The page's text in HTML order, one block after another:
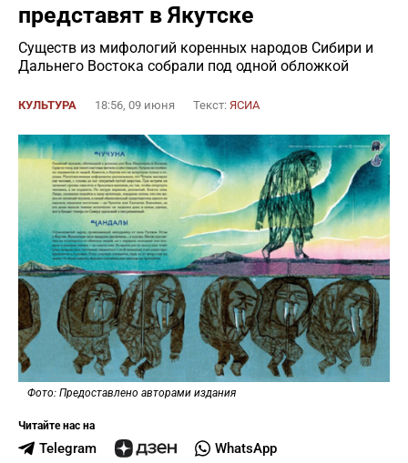
представят в Якутске
Существ из мифологий коренных народов Сибири и
Дальнего Востока собрали под одной обложкой
КУЛЬТУРА 18:56, 09 июня Текст: ЯСИА
Фото: Предоставлено авторами издания
Читайте нас на
Telegram WhatsApp